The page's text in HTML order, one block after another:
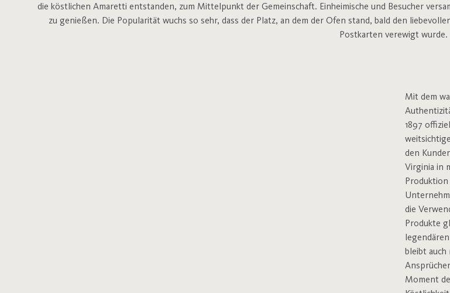
die köstlichen Amaretti entstanden, zum Mittelpunkt der Gemeinschaft. Einheimische und Besucher
zu genießen. Die Popularität wuchs so sehr, dass der Platz, an dem der Ofen stand, bald den
Postkarten verewigt wurde.
Mit dem
1897
den
Virginia in
die
Produkte
bleibt auch
Moment